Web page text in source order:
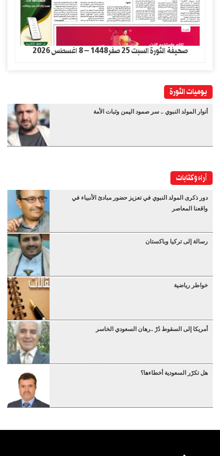
صحيفة الثورة السبت 25 صفر1448 – 8 اغسطس 2026
يوميات الثورة
أنوار المولد النبوي .. سر صمود اليمن وثبات الأمة
آراء وكتابات
دور ذكرى المولد النبوي في تعزيز حضور مبادئ الأنبياء في
واقعنا المعاصر
رسالة إلى تركيا وباكستان
خواطر رياضية
أمريكا إلى السقوط دُرْ ..رهان السعودي الخاسر
هل تكرّر السعودية أخطاءها؟